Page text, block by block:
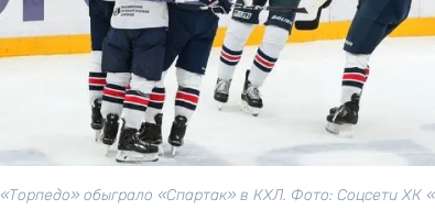
«Торпедо» обыграло «Спартак» в КХЛ. Фото: Соцсети ХК